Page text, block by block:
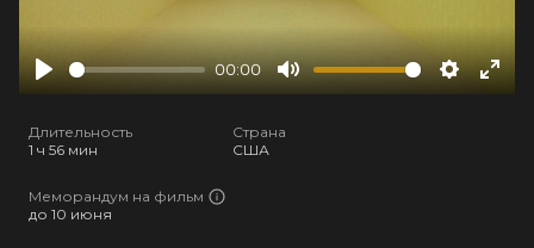
Play
00:00
Mute Settings
Длительность
1 ч 56 мин
Страна
США
Меморандум на фильм
до 10 июня